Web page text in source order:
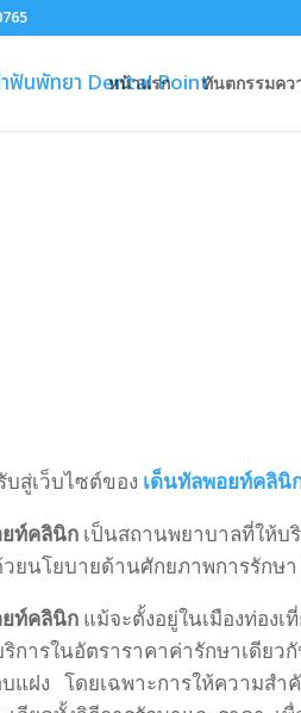
หน้าแรก ทันตกรรมคว
สู่เว็บไซต์ของ เด็นทัลพอยท์คลินิ
ท์คลินิกเป็นสถานพยาบาลที่ให้บ
ยนโยบายด้านศักยภาพการรัก
ท์คลินิกแม้จะตั้งอยู่ในเมืองท่อง
ริการในอัตราราคาค่ารักษาเดี
แฝง โดยเฉพาะการให้ความส